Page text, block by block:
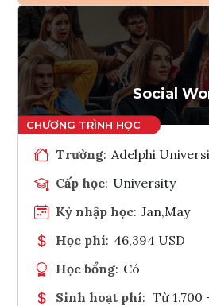
Ghi
Social
Trường: Adelphi
Cấp học: University
Kỳ nhập học: Jan,May
Học phí: 46,394 USD
Học bổng: Có
Sinh hoạt phí: Từ 1.700